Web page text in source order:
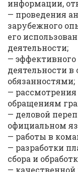
информации,
— проведения
зарубежного
его
деятельности;
—
деятельности
обязанностями;
— рассмотрения
обращениям
— деловой
официальном
— работы в
— разработки
сбора и
—